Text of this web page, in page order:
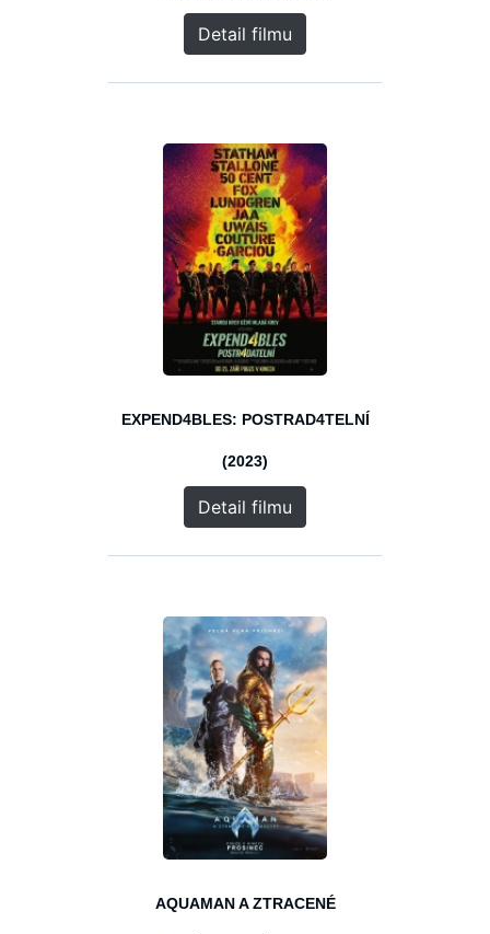
Detail filmu
EXPEND4BLES: POSTRAD4TELNÍ
(2023)
Detail filmu
AQUAMAN A ZTRACENÉ